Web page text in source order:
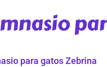
para gatos Zebrina